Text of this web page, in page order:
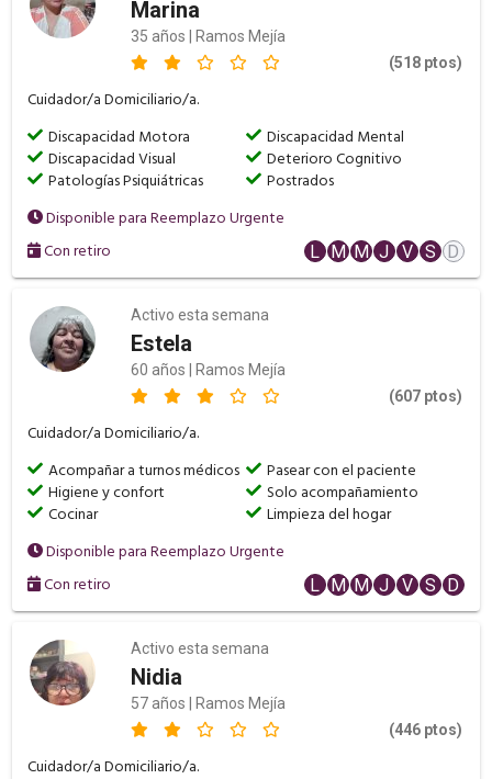
Marina
35 años | Ramos Mejía
(518 ptos)
Cuidador/a Domiciliario/a.
Discapacidad Motora
Discapacidad Mental
Discapacidad Visual
Deterioro Cognitivo
Patologías Psiquiátricas
Postrados
Disponible para Reemplazo Urgente
Con retiro
L M M J V S D
Activo esta semana
Estela
60 años | Ramos Mejía
(607 ptos)
Cuidador/a Domiciliario/a.
Acompañar a turnos médicos
Pasear con el paciente
Higiene y confort
Solo acompañamiento
Cocinar
Limpieza del hogar
Disponible para Reemplazo Urgente
Con retiro
L M M J V S D
Activo esta semana
Nidia
57 años | Ramos Mejía
(446 ptos)
Cuidador/a Domiciliario/a.